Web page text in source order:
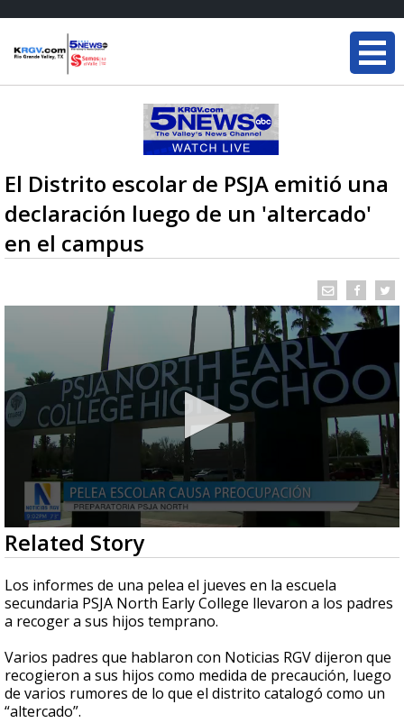
El Distrito escolar de PSJA emitió una
declaración luego de un 'altercado'
en el campus
0
seconds
of
1
minute,
9
seconds
Related Story
Los informes de una pelea el jueves en la escuela
secundaria PSJA North Early College llevaron a los padres
a recoger a sus hijos temprano.
Varios padres que hablaron con Noticias RGV dijeron que
recogieron a sus hijos como medida de precaución, luego
de varios rumores de lo que el distrito catalogó como un
“altercado”.